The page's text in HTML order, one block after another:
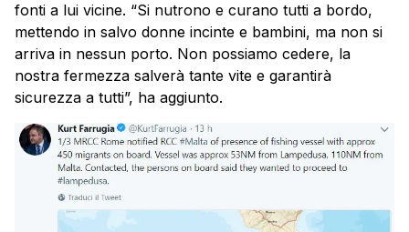
fonti a lui vicine. “Si nutrono e curano tutti a bordo,
mettendo in salvo donne incinte e bambini, ma non si
arriva in nessun porto. Non possiamo cedere, la
nostra fermezza salverà tante vite e garantirà
sicurezza a tutti”, ha aggiunto.